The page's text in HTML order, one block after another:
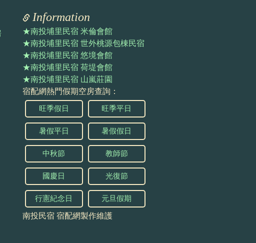
Information
★南投埔里民宿 米倫會館
★南投埔里民宿 世外桃源包棟民宿
★南投埔里民宿 悠境會館
★南投埔里民宿 荷堤會館
★南投埔里民宿 山嵐莊園
宿配網熱門假期空房查詢：
旺季假日 旺季平日
暑假平日 暑假假日
中秋節 教師節
國慶日 光復節
行憲紀念日 元旦假期
南投民宿 宿配網製作維護